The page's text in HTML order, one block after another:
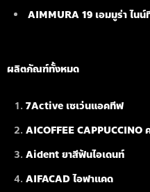
AIMMURA 19 เอมมูร่า ไนน์
ผลิตภัณฑ์ทั้งหมด
7Active เซเว่นแอคทีฟ
AICOFFEE CAPPUCCINO
Aident ยาสีฟันไอเดนท์
AIFACAD ไอฟาแคด